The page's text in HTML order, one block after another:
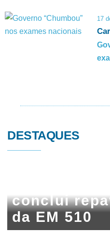
17
DESTAQUES
conclui
da EM 510